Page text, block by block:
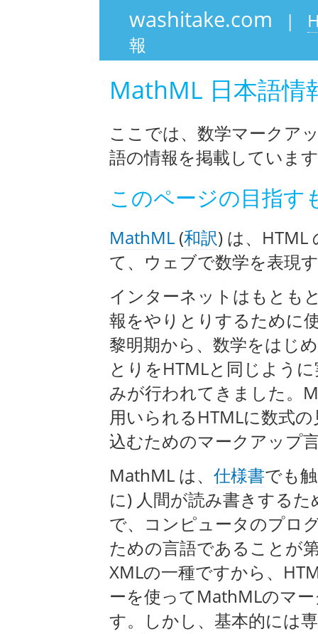
washitake.com |
報
MathML 日本語情
ここでは、数学マークア
語の情報を掲載していま
このページの目指す
MathML (和訳) は、HTML
て、ウェブで数学を表現
インターネットはもとも
報をやりとりするために
黎明期から、数学をはじ
とりをHTMLと同じよう
みが行われてきました。
用いられるHTMLに数式
込むためのマークアップ
MathML は、 仕様書でも
に) 人間が読み書きする
で、コンピュータのプロ
ための言語であることが
XMLの一種ですから、
ーを使ってMathMLのマ
す。しかし、基本的には